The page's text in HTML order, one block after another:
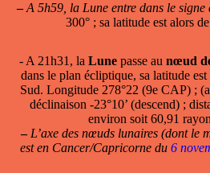
– A 5h59, la Lune entre dans le
300° ; sa latitude est alors
- A 21h31, la Lunepasse au nœud
dans le plan écliptique, sa latitude est
Sud. Longitude 278°22 (9e CAP) ;
déclinaison -23°10’ (descend) ;
environ soit 60,91
– L’axe des nœuds lunaires (dont le
est en Cancer/Capricorne du 6